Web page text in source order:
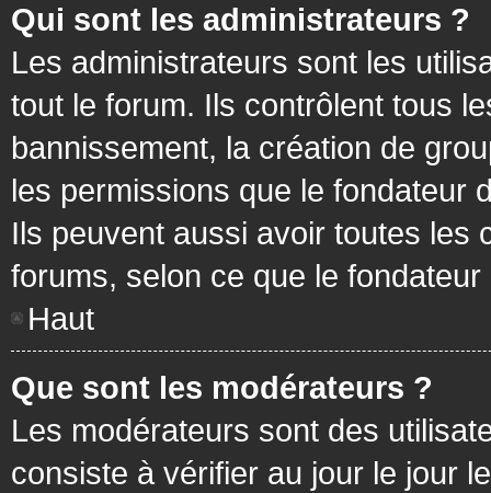
Qui sont les administrateurs ?
Les administrateurs sont les
tout le forum. Ils contrôlent tous
bannissement, la création de
les permissions que le fondateur
Ils peuvent aussi avoir toutes les
forums, selon ce que le
Haut
Que sont les modérateurs ?
Les modérateurs sont des
consiste à vérifier au jour le jour